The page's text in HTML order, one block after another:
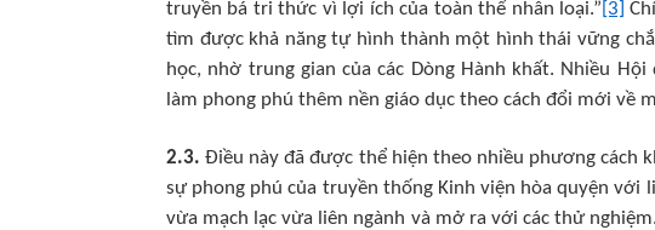
truyền bá tri thức vì lợi ích của toàn thể nhân loại.” [3]
tìm được khả năng tự hình thành một hình thái vững
học, nhờ trung gian của các Dòng Hành khất. Nhiều
làm phong phú thêm nền giáo dục theo cách đổi mới về
2.3. Điều này đã được thể hiện theo nhiều phương cách
sự phong phú của truyền thống Kinh viện hòa quyện
vừa mạch lạc vừa liên ngành và mở ra với các thử